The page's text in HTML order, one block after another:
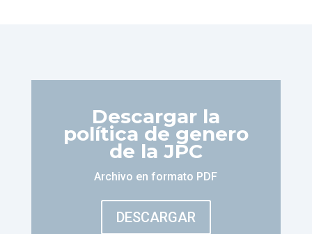
Descargar la
política de genero
de la JPC
Archivo en formato PDF
DESCARGAR